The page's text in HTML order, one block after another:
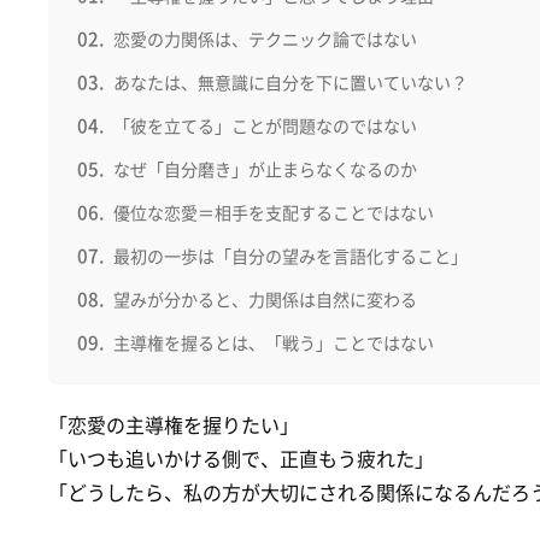
恋愛の力関係は、テクニック論ではない
あなたは、無意識に自分を下に置いていない？
「彼を立てる」ことが問題なのではない
なぜ「自分磨き」が止まらなくなるのか
優位な恋愛＝相手を支配することではない
最初の一歩は「自分の望みを言語化すること」
望みが分かると、力関係は自然に変わる
主導権を握るとは、「戦う」ことではない
「恋愛の主導権を握りたい」
「いつも追いかける側で、正直もう疲れた」
「どうしたら、私の方が大切にされる関係になるんだろ